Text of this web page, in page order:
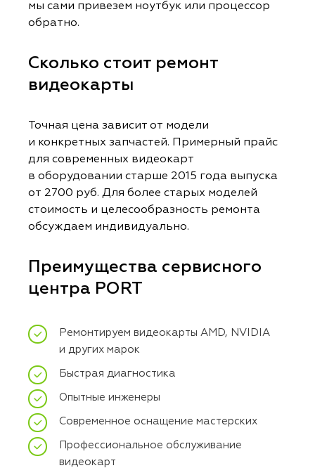
мы сами привезем ноутбук или процессор
обратно.
Сколько стоит ремонт
видеокарты
Точная цена зависит от модели
и конкретных запчастей. Примерный прайс
для современных видеокарт
в оборудовании старше 2015 года выпуска
от 2700 руб. Для более старых моделей
стоимость и целесообразность ремонта
обсуждаем индивидуально.
Преимущества сервисного
центра PORT
Ремонтируем видеокарты AMD, NVIDIA
и других марок
Быстрая диагностика
Опытные инженеры
Современное оснащение мастерских
Профессиональное обслуживание
видеокарт